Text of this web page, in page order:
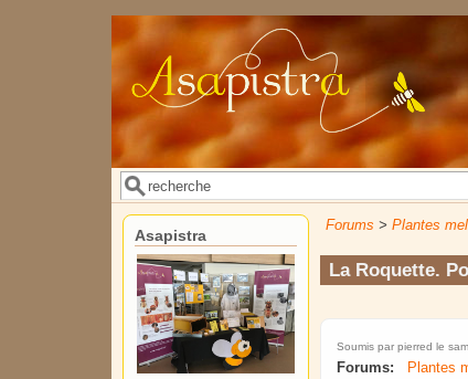
Formulaire de recherche
Rechercher
Forums >Plantes
La Roquette.
Soumis parpierred le
Forums:
Plantes
Asapistra